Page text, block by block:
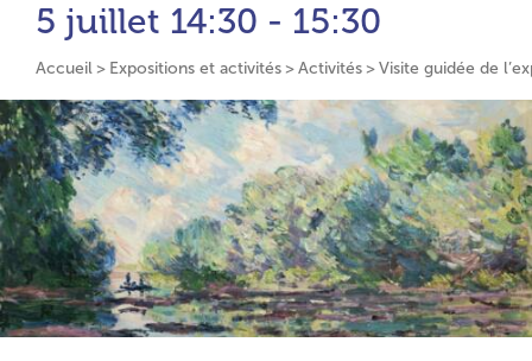
5 juillet 14:30 - 15:30
Accueil Expositions et activités Activités Visite guidée de